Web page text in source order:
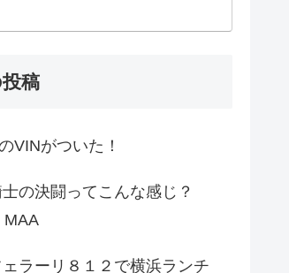
稿
VINがついた！
の決闘ってこんな感じ？
MAA
ェラーリ８１２で横浜ランチ